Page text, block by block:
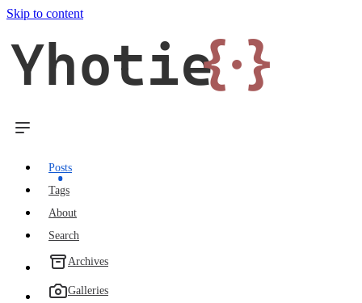
Skip to content
Yhotie{·}
Posts
Tags
About
Search
Archives
Galleries